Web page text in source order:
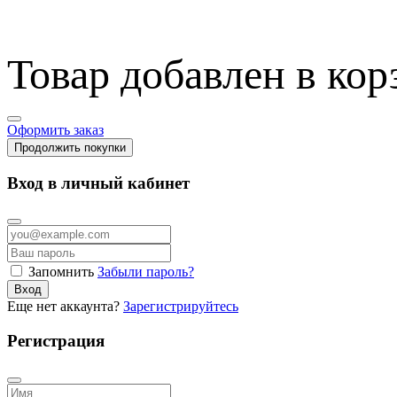
Товар добавлен в
Оформить заказ
Продолжить покупки
Вход в личный кабинет
Запомнить Забыли пароль?
Вход
Еще нет аккаунта? Зарегистрируйтесь
Регистрация